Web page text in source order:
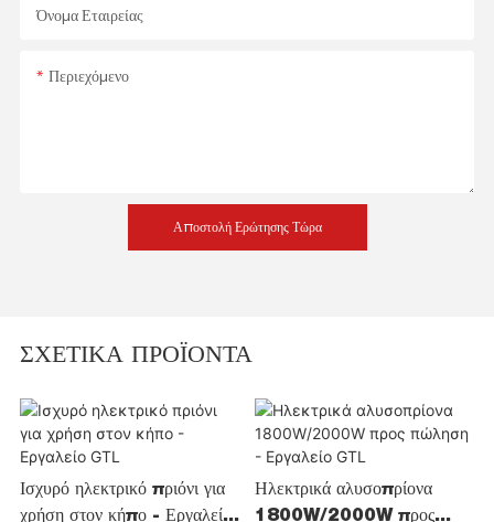
Όνομα Εταιρείας
Περιεχόμενο
Αποστολή Ερώτησης Τώρα
ΣΧΕΤΙΚΆ ΠΡΟΪΌΝΤΑ
Ισχυρό ηλεκτρικό πριόνι για
χρήση στον κήπο - Εργαλείο
Ηλεκτρικά αλυσοπρίονα
1800W/2000W προς